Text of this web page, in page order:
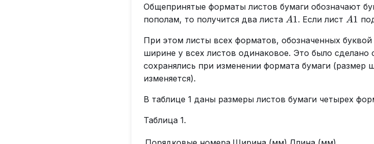
Общепринятые форматы листов бумаги обозначают
пополам, то получится два листа A1
A1. Если лист A1
A1
При этом листы всех форматов, обозначенных буквой
ширине у всех листов одинаковое. Это было
сохранялись при изменении формата бумаги (размер
изменяется).
В таблице 1 даны размеры листов бумаги четырех
Таблица 1.